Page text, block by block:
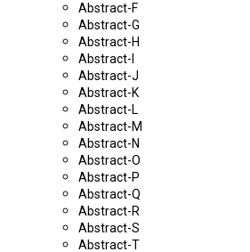
Abstract-F
Abstract-G
Abstract-H
Abstract-I
Abstract-J
Abstract-K
Abstract-L
Abstract-M
Abstract-N
Abstract-O
Abstract-P
Abstract-Q
Abstract-R
Abstract-S
Abstract-T